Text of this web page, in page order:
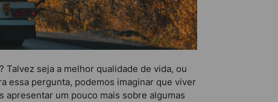
? Talvez seja a melhor qualidade de vida, ou
essa pergunta, podemos imaginar que viver
um pouco mais sobre algumas